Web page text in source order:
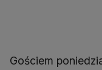
Gościem